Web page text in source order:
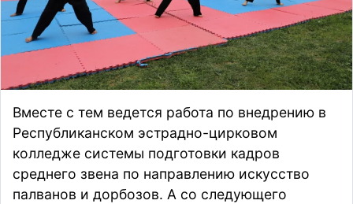
Вместе с тем ведется работа по внедрению в
Республиканском эстрадно-цирковом
колледже системы подготовки кадров
среднего звена по направлению искусство
палванов и дорбозов. А со следующего